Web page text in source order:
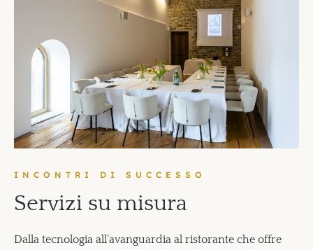
INCONTRI DI SUCCESSO
Servizi su misura
Dalla tecnologia all’avanguardia al ristorante che offre